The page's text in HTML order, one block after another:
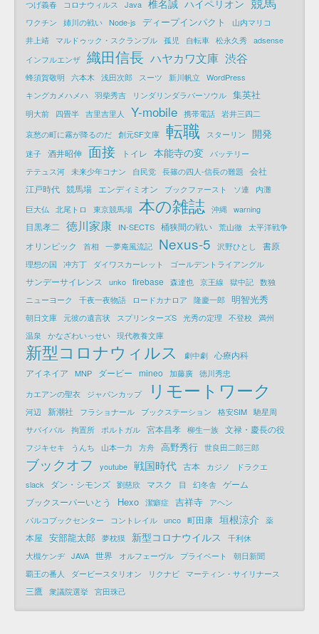
つげ義春 コロナウィルス Java 椎名誠 ハイペリオン
ワクチン 姉川の戦い Node-js ディープインパクト
山内マリコ
井上靖
マルドゥック・スクランブル 孤児 自転車 松永久秀 adsense
インフルエンザ 織田信長 ハヤカワ文庫 渋谷
蜂須賀敬明 六本木 浅田次郎 スーツ 新川帆立
WordPress
キングカメハメハ 羽柴秀吉 リンダリンダラバーソウル 集英社
明大前 四畳半 吉里吉里人 Y-mobile 携帯電話 岩井三四二
哀愁の町に霧が降るのだ 創元SF文庫 転職 スターリン 開発
迷子 酒井昭伸 面接 トイレ 本能寺の変
バッテリー
テテュス河 未来少年コナン 自民党 長篠の四人-信長の難題
会社
江戸時代 競馬場 エンディミオン ブックファースト ソ連
内灘
巨大仏
北尾トロ 東京競馬場 本の雑誌 沖縄 warning
目黒孝二 徳川家康 IN-SECTS 桶狭間の戦い 荒山徹 太平洋戦争
オリンピック 首相 一夢庵風流記 Nexus-5 沢野ひとし 書原
理想の国 冲方丁 ダイワスカーレット ゴールデントライアングル
サンデーサイレンス unko firebase 森達也 京王線 獄中記 数独
ニューヨーク
千夜一夜物語 ロードカナロア 隆慶一郎 明智光秀
朝日文庫 元彼の遺言状 スプリンターズS 光秀の定理 不登校 満州
温泉
かなざわいっせい 現代教養文庫
新型コロナウィルス 劇中劇 心療内科
アイネイア
MNP ダービー mineo 加藤廣 徳川秀忠
カエアンの聖衣
ジャパンカップ リモートワーク
河辺 新潮社 フラショナール ブックステーション 格安SIM 馳星周
サバイバル 拘置所 ポルトガル 宮本昌孝 柳生一族 文禄・慶長の役
フジキセキ うんち 山本一力 方舟 高野秀行 世良田二郎三郎
ブックオフ youtube 戦国時代 古本 カジノ
ドラクエ
slack
ダン・シモンズ 劉慈欣 マスク 目 幻冬舎 ゲーム
ブックスーパーいとう
Hexo 潔癖症 吉祥寺
アヘン
パルコブックセンター
コントレイル unco 町田康 垣根涼介 薬
本屋 安部龍太郎 夢枕獏 新型コロナウイルス
千利休
大槻ケンヂ JAVA 世界 オルフェーヴル プライベート
朝日新聞
覇王の番人
ダービースタリオン リクナビ マーティン・サイリナース
三鷹 衆議院選挙 宮田珠己